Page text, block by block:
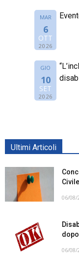
MAR
6
OTT
2026
GIO
10
SET
2026
Ultimi Articoli
06/08/
06/08/